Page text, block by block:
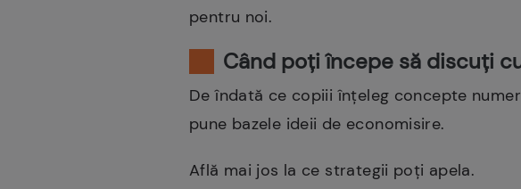
pentru noi.
Când poți începe să discuți
De îndată ce copiii înțeleg concepte
pune bazele ideii de economisire.
Află mai jos la ce strategii poți apela.